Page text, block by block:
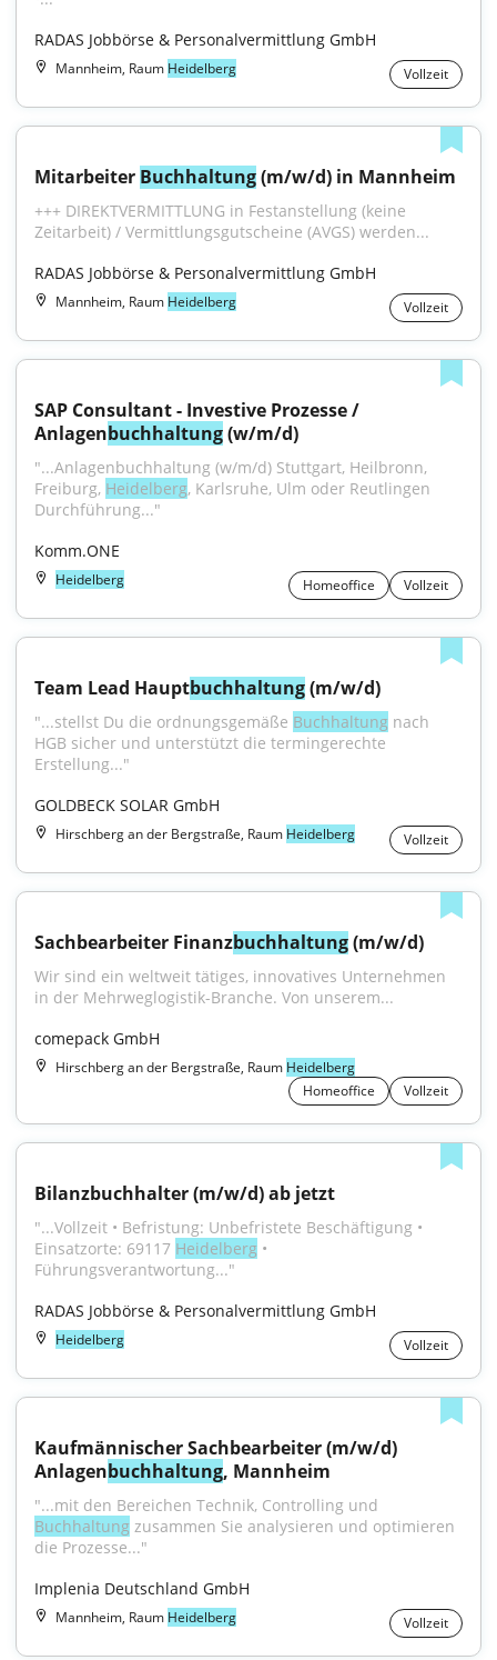
RADAS Jobbörse & Personalvermittlung GmbH
Mannheim, Raum Heidelberg Vollzeit
Mitarbeiter Buchhaltung (m/w/d) in Mannheim
+++ DIREKTVERMITTLUNG in Festanstellung (keine
Zeitarbeit) / Vermittlungsgutscheine (AVGS) werden...
RADAS Jobbörse & Personalvermittlung GmbH
Mannheim, Raum Heidelberg Vollzeit
SAP Consultant - Investive Prozesse /
Anlagenbuchhaltung (w/m/d)
"...Anlagenbuchhaltung (w/m/d) Stuttgart, Heilbronn,
Freiburg, Heidelberg, Karlsruhe, Ulm oder Reutlingen
Durchführung..."
Komm.ONE
Heidelberg Homeoffice Vollzeit
Team Lead Hauptbuchhaltung (m/w/d)
"...stellst Du die ordnungsgemäße Buchhaltung nach
HGB sicher und unterstützt die termingerechte
Erstellung..."
GOLDBECK SOLAR GmbH
Hirschberg an der Bergstraße, Raum Heidelberg Vollzeit
Sachbearbeiter Finanzbuchhaltung (m/w/d)
Wir sind ein weltweit tätiges, innovatives Unternehmen
in der Mehrweglogistik-Branche. Von unserem...
comepack GmbH
Hirschberg an der Bergstraße, Raum Heidelberg
Homeoffice
Vollzeit
Bilanzbuchhalter (m/w/d) ab jetzt
"...Vollzeit • Befristung: Unbefristete Beschäftigung •
Einsatzorte: 69117 Heidelberg •
Führungsverantwortung..."
RADAS Jobbörse & Personalvermittlung GmbH
Heidelberg Vollzeit
Kaufmännischer Sachbearbeiter (m/w/d)
Anlagenbuchhaltung, Mannheim
Buchhaltung zusammen Sie analysieren und optimieren
die Prozesse..."
Implenia Deutschland GmbH
Mannheim, Raum Heidelberg Vollzeit